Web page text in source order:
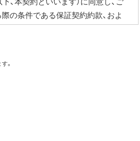
の条件である保証契約約款、およ
にかぎり、ダウンロードソフト
ア・ドライバなど）を含み以下、本
。